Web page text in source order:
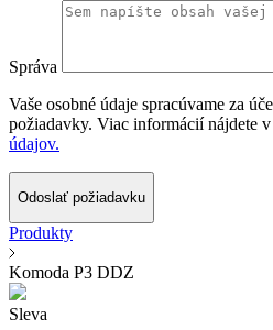
Správa
Vaše osobné údaje spracúvame za
požiadavky. Viac informácií nájdete v
údajov.
Odoslať požiadavku
Produkty
Komoda P3 DDZ
Sleva